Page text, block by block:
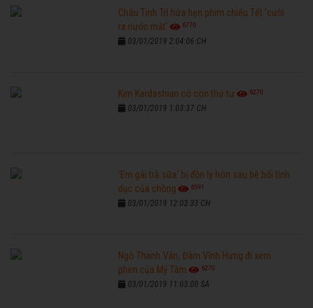
Châu Tinh Trì hứa hẹn phim chiếu Tết 'cười
ra nước mắt'
6770
03/01/2019 2:04:06 CH
Kim Kardashian có con thứ tư 6270
03/01/2019 1:03:37 CH
'Em gái trà sữa' bị đồn ly hôn sau bê bối tình
dục của chồng
6591
03/01/2019 12:03:33 CH
Ngô Thanh Vân, Đàm Vĩnh Hưng đi xem
phim của Mỹ Tâm
6270
03/01/2019 11:03:00 SA